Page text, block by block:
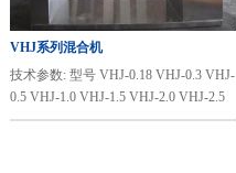
VHJ系列混合机
技术参数: 型号 VHJ-0.18 VHJ-0.3 VHJ-
0.5 VHJ-1.0 VHJ-1.5 VHJ-2.0 VHJ-2.5
VHJ-3.0 VHJ-4.0 VHJ-5.0 VHJ-6.0 生产